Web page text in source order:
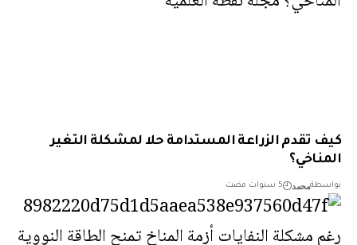
تقدم الزراعة المستدامة حلا لمشكلة التغير
محمد 5 سنوات مضت